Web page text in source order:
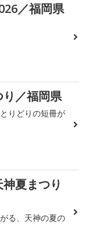
／福岡県
／福岡県
りどりの短冊が
夏まつり
る、天神の夏の